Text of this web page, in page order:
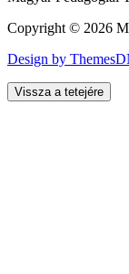
Copyright © 2026
Design by
Vissza a tetejére